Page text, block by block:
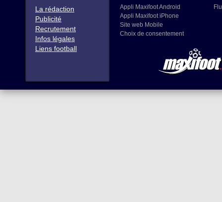
La rédaction
Publicité
Recrutement
Infos légales
Liens football
Appli Maxifoot Android
Appli Maxifoot iPhone
Site web Mobile
Choix de consentement